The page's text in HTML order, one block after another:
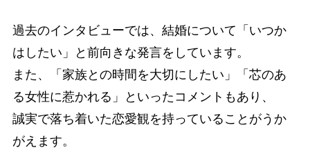
過去のインタビューでは、結婚について「いつか
はしたい」と前向きな発言をしています。
また、「家族との時間を大切にしたい」「芯のあ
る女性に惹かれる」といったコメントもあり、
誠実で落ち着いた恋愛観を持っていることがうか
がえます。